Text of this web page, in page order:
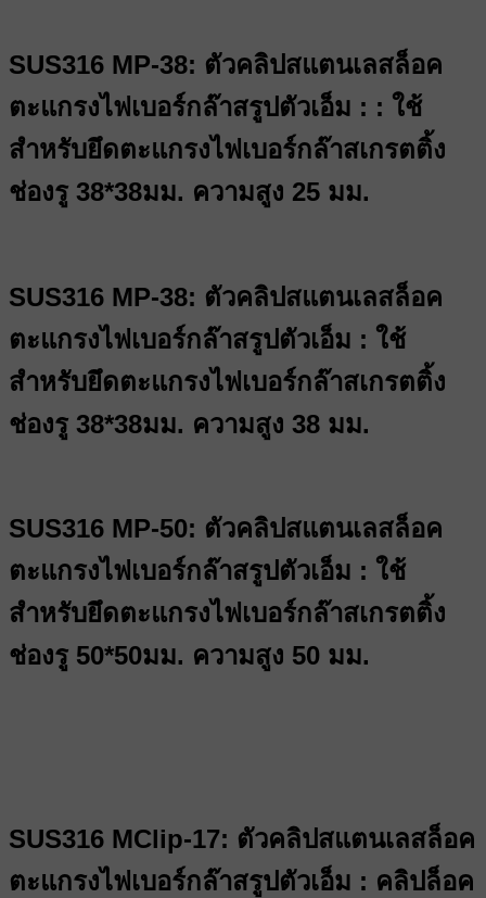
SUS316 MP-38: ตัวคลิปสแตนเลสล็อค
ตะแกรงไฟเบอร์กล๊าสรูปตัวเอ็ม : : ใช้
สำหรับยึดตะแกรงไฟเบอร์กล๊าสเกรตติ้ง
ช่องรู 38*38มม. ความสูง 25 มม.
SUS316 MP-38: ตัวคลิปสแตนเลสล็อค
ตะแกรงไฟเบอร์กล๊าสรูปตัวเอ็ม : ใช้
สำหรับยึดตะแกรงไฟเบอร์กล๊าสเกรตติ้ง
ช่องรู 38*38มม. ความสูง 38 มม.
SUS316 MP-50: ตัวคลิปสแตนเลสล็อค
ตะแกรงไฟเบอร์กล๊าสรูปตัวเอ็ม : ใช้
สำหรับยึดตะแกรงไฟเบอร์กล๊าสเกรตติ้ง
ช่องรู 50*50มม. ความสูง 50 มม.
SUS316 MClip-17: ตัวคลิปสแตนเลสล็อค
ตะแกรงไฟเบอร์กล๊าสรูปตัวเอ็ม : คลิปล็อค